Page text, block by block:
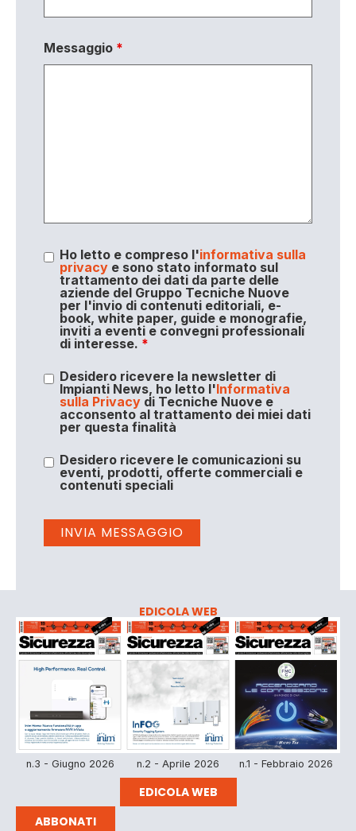
Messaggio *
Ho letto e compreso l'informativa sulla
privacye sono stato informato sul
trattamento dei dati da parte delle
aziende del Gruppo Tecniche Nuove
per l'invio di contenuti editoriali, e-
book, white paper, guide e monografie,
inviti a eventi e convegni professionali
di interesse. *
Desidero ricevere la newsletter di
Impianti News, ho letto l'Informativa
sulla Privacydi Tecniche Nuove e
acconsento al trattamento dei miei dati
per questa finalità
Desidero ricevere le comunicazioni su
eventi, prodotti, offerte commerciali e
contenuti speciali
EDICOLA WEB
n.3 - Giugno 2026 n.2 - Aprile 2026 n.1 - Febbraio 2026
EDICOLA WEB
ABBONATI